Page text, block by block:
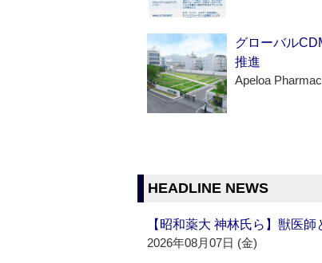
グローバル
推進
Apeloa
HEADLINE NEWS
【昭和薬大 神林氏ら】獣医
2026年08月07日 (金)